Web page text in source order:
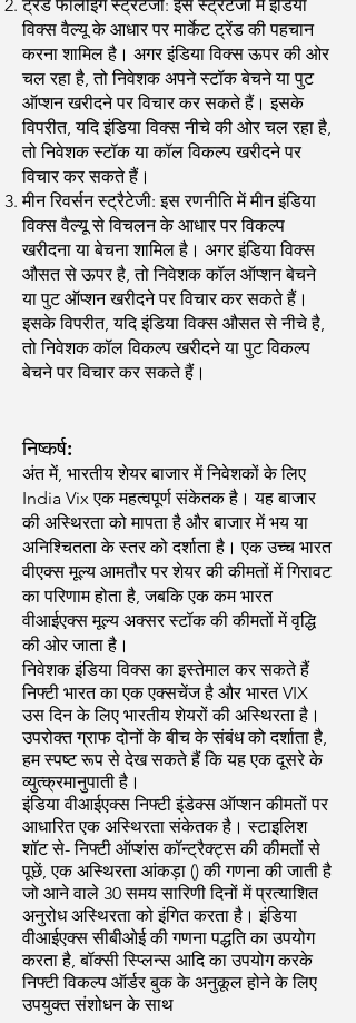
ट्रेंड फॉलोइंग स्ट्रैटेजी: इस स्ट्रैटेजी में इंडिया
विक्स वैल्यू के आधार पर मार्केट ट्रेंड की पहचान
करना शामिल है। अगर इंडिया विक्स ऊपर की ओर
चल रहा है, तो निवेशक अपने स्टॉक बेचने या पुट
ऑप्शन खरीदने पर विचार कर सकते हैं। इसके
विपरीत, यदि इंडिया विक्स नीचे की ओर चल रहा है,
तो निवेशक स्टॉक या कॉल विकल्प खरीदने पर
विचार कर सकते हैं।
मीन रिवर्सन स्ट्रैटेजी: इस रणनीति में मीन इंडिया
विक्स वैल्यू से विचलन के आधार पर विकल्प
खरीदना या बेचना शामिल है। अगर इंडिया विक्स
औसत से ऊपर है, तो निवेशक कॉल ऑप्शन बेचने
या पुट ऑप्शन खरीदने पर विचार कर सकते हैं।
इसके विपरीत, यदि इंडिया विक्स औसत से नीचे है,
तो निवेशक कॉल विकल्प खरीदने या पुट विकल्प
बेचने पर विचार कर सकते हैं।
निष्कर्ष:
अंत में, भारतीय शेयर बाजार में निवेशकों के लिए
India Vix एक महत्वपूर्ण संकेतक है। यह बाजार
की अस्थिरता को मापता है और बाजार में भय या
अनिश्चितता के स्तर को दर्शाता है। एक उच्च भारत
वीएक्स मूल्य आमतौर पर शेयर की कीमतों में गिरावट
का परिणाम होता है, जबकि एक कम भारत
वीआईएक्स मूल्य अक्सर स्टॉक की कीमतों में वृद्धि
की ओर जाता है।
निवेशक इंडिया विक्स का इस्तेमाल कर सकते हैं
निफ्टी भारत का एक एक्सचेंज है और भारत VIX
उस दिन के लिए भारतीय शेयरों की अस्थिरता है।
उपरोक्त ग्राफ दोनों के बीच के संबंध को दर्शाता है,
हम स्पष्ट रूप से देख सकते हैं कि यह एक दूसरे के
व्युत्क्रमानुपाती है।
इंडिया वीआईएक्स निफ्टी इंडेक्स ऑप्शन कीमतों पर
आधारित एक अस्थिरता संकेतक है। स्टाइलिश
शॉट से- निफ्टी ऑप्शंस कॉन्ट्रैक्ट्स की कीमतों से
पूछें, एक अस्थिरता आंकड़ा () की गणना की जाती है
जो आने वाले 30 समय सारिणी दिनों में प्रत्याशित
अनुरोध अस्थिरता को इंगित करता है। इंडिया
वीआईएक्स सीबीओई की गणना पद्धति का उपयोग
करता है, बॉक्सी स्प्लिन्स आदि का उपयोग करके
निफ्टी विकल्प ऑर्डर बुक के अनुकूल होने के लिए
उपयुक्त संशोधन के साथ